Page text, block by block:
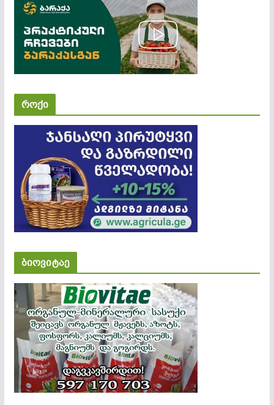
როქი
ბიოვიტაე